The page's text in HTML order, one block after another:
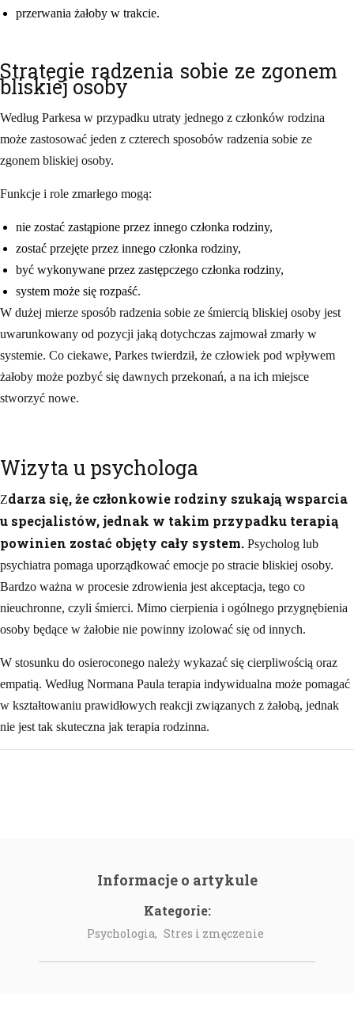
przerwania żałoby w trakcie.
Strategie radzenia sobie ze zgonem
bliskiej osoby
Według Parkesa w przypadku utraty jednego z członków rodzina
może zastosować jeden z czterech sposobów radzenia sobie ze
zgonem bliskiej osoby.
Funkcje i role zmarłego mogą:
nie zostać zastąpione przez innego członka rodziny,
zostać przejęte przez innego członka rodziny,
być wykonywane przez zastępczego członka rodziny,
system może się rozpaść.
W dużej mierze sposób radzenia sobie ze śmiercią bliskiej osoby jest
uwarunkowany od pozycji jaką dotychczas zajmował zmarły w
systemie. Co ciekawe, Parkes twierdził, że człowiek pod wpływem
żałoby może pozbyć się dawnych przekonań, a na ich miejsce
stworzyć nowe.
Wizyta u psychologa
Zdarza się, że członkowie rodziny szukają wsparcia
u specjalistów, jednak w takim przypadku terapią
powinien zostać objęty cały system. Psycholog lub
psychiatra pomaga uporządkować emocje po stracie bliskiej osoby.
Bardzo ważna w procesie zdrowienia jest akceptacja, tego co
nieuchronne, czyli śmierci. Mimo cierpienia i ogólnego przygnębienia
osoby będące w żałobie nie powinny izolować się od innych.
W stosunku do osieroconego należy wykazać się cierpliwością oraz
empatią. Według Normana Paula terapia indywidualna może pomagać
w kształtowaniu prawidłowych reakcji związanych z żałobą, jednak
nie jest tak skuteczna jak terapia rodzinna.
Informacje o artykule
Kategorie:
Psychologia, Stres i zmęczenie